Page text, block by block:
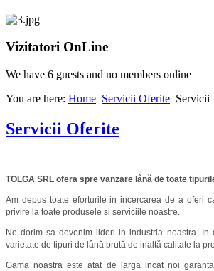
Vizitatori OnLine
We have 6 guests and no members online
You are here: Home Servicii Oferite Servicii
Servicii Oferite
TOLGA SRL ofera spre vanzare lână de toate
Am depus toate eforturile in incercarea de a oferi
privire la toate produsele si serviciile noastre.
Ne dorim sa devenim lideri in industria noastra. In
varietate de tipuri de lână brută de inaltă calitate la
Gama noastra este atat de larga incat noi